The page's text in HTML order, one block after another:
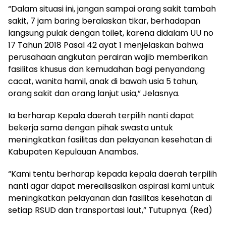
“Dalam situasi ini, jangan sampai orang sakit tambah
sakit, 7 jam baring beralaskan tikar, berhadapan
langsung pulak dengan toilet, karena didalam UU no
17 Tahun 2018 Pasal 42 ayat 1 menjelaskan bahwa
perusahaan angkutan perairan wajib memberikan
fasilitas khusus dan kemudahan bagi penyandang
cacat, wanita hamil, anak di bawah usia 5 tahun,
orang sakit dan orang lanjut usia,” Jelasnya.
Ia berharap Kepala daerah terpilih nanti dapat
bekerja sama dengan pihak swasta untuk
meningkatkan fasilitas dan pelayanan kesehatan di
Kabupaten Kepulauan Anambas.
“Kami tentu berharap kepada kepala daerah terpilih
nanti agar dapat merealisasikan aspirasi kami untuk
meningkatkan pelayanan dan fasilitas kesehatan di
setiap RSUD dan transportasi laut,” Tutupnya. (Red)